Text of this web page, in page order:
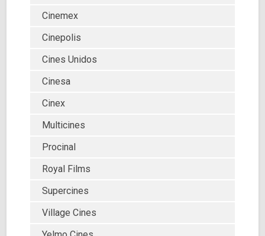
Cinemex
Cinepolis
Cines Unidos
Cinesa
Cinex
Multicines
Procinal
Royal Films
Supercines
Village Cines